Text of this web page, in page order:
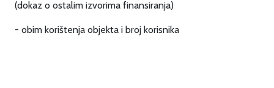
(dokaz o ostalim izvorima finansiranja)
- obim korištenja objekta i broj korisnika